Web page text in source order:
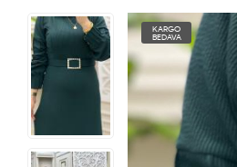
KARGO
BEDAVA